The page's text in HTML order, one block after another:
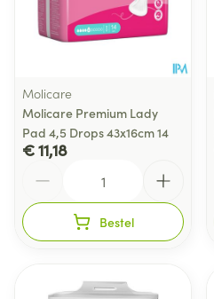
Molicare
Molicare Premium Lady
Pad 4,5 Drops 43x16cm 14
€ 11,18
Bestel